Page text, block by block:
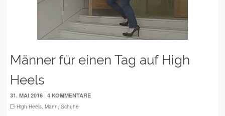
Männer für einen Tag auf High
Heels
31. MAI 2016 | 4 KOMMENTARE
High Heels, Mann, Schuhe